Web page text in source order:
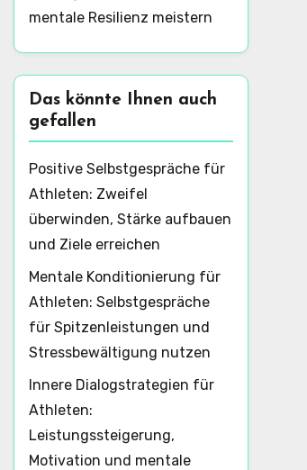
mentale Resilienz meistern
Das könnte Ihnen auch
gefallen
Positive Selbstgespräche für
Athleten: Zweifel
überwinden, Stärke aufbauen
und Ziele erreichen
Mentale Konditionierung für
Athleten: Selbstgespräche
für Spitzenleistungen und
Stressbewältigung nutzen
Innere Dialogstrategien für
Athleten:
Leistungssteigerung,
Motivation und mentale